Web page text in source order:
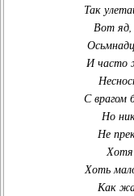
Так
Вот яд,
И часто
С врагом
Но
Не
Хотя
Хоть
Как